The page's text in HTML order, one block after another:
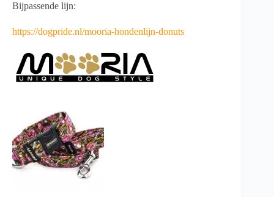
Bijpassende lijn:
https://dogpride.nl/mooria-hondenlijn-donuts